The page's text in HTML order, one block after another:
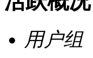
用户组